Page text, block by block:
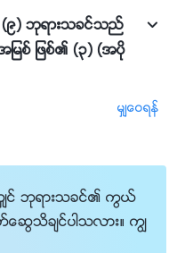
) ဘုရားသခင္သည္
စ္ ျဖစ္၏ (၃) (အပို
မွ်ေဝရန္
င္ ဘုရားသခင္၏ ကြယ္
ြသိခ်င္ပါသလား။ ကြၽ